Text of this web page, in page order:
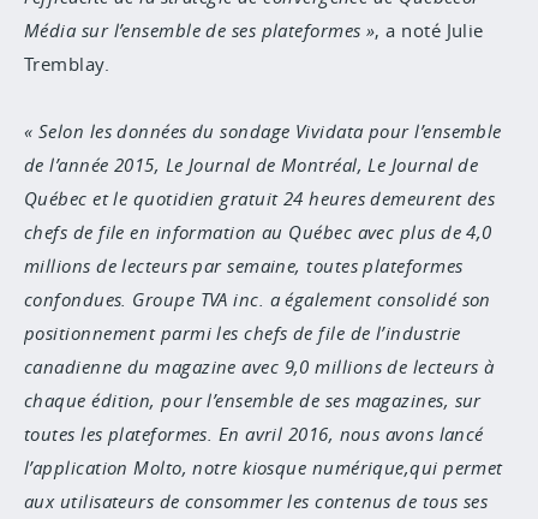
Média sur l’ensemble de ses plateformes
, a noté Julie
Tremblay.
Selon les données du sondage Vividata pour l’ensemble
de l’année 2015, Le Journal de Montréal, Le Journal de
Québec et le quotidien gratuit 24 heures demeurent des
chefs de file en information au Québec avec plus de 4,0
millions de lecteurs par semaine, toutes plateformes
confondues. Groupe TVA inc. a également consolidé son
positionnement parmi les chefs de file de l’industrie
canadienne du magazine avec 9,0 millions de lecteurs à
chaque édition, pour l’ensemble de ses magazines, sur
toutes les plateformes. En avril 2016, nous avons lancé
l’application Molto, notre kiosque numérique,qui permet
aux utilisateurs de consommer les contenus de tous ses